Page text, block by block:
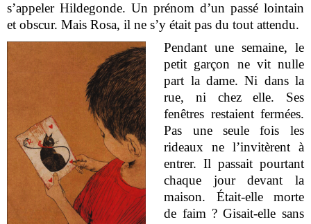
s’appeler Hildegonde. Un prénom d’un passé lointain
et obscur. Mais Rosa, il ne s’y était pas du tout attendu.
Pendant une semaine, le
petit garçon ne vit nulle
part la dame. Ni dans la
rue, ni chez elle. Ses
fenêtres restaient fermées.
Pas une seule fois les
rideaux ne l’invitèrent à
entrer. Il passait pourtant
chaque jour devant la
maison. Était-elle morte
de faim ? Gisait-elle sans